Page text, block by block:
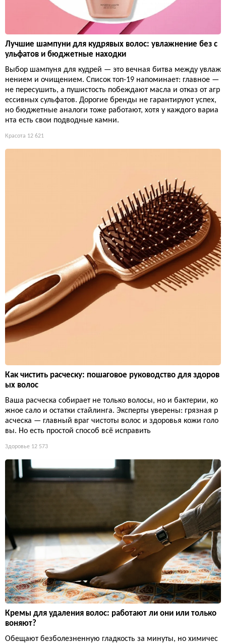
Лучшие шампуни для кудрявых волос: увлажнение без с
ульфатов и бюджетные находки
Выбор шампуня для кудрей — это вечная битва между увлаж
нением и очищением. Список топ-19 напоминает: главное —
не пересушить, а пушистость побеждают масла и отказ от агр
ессивных сульфатов. Дорогие бренды не гарантируют успех,
но бюджетные аналоги тоже работают, хотя у каждого вариа
нта есть свои подводные камни.
Красота 12 621
Как чистить расческу: пошаговое руководство для здоров
ых волос
Ваша расческа собирает не только волосы, но и бактерии, ко
жное сало и остатки стайлинга. Эксперты уверены: грязная р
асческа — главный враг чистоты волос и здоровья кожи голо
вы. Но есть простой способ всё исправить
Здоровье 12 573
Кремы для удаления волос: работают ли они или только
воняют?
Обещают безболезненную гладкость за минуты, но химичес